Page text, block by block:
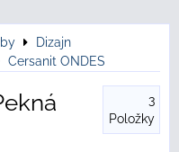
Dizajn
Cersanit ONDES
3
Položky